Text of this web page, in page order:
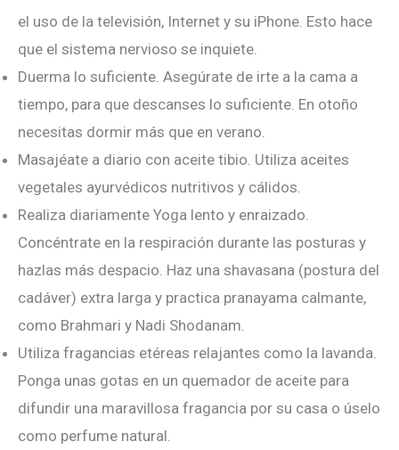
el uso de la televisión, Internet y su iPhone. Esto hace
que el sistema nervioso se inquiete.
Duerma lo suficiente. Asegúrate de irte a la cama a
tiempo, para que descanses lo suficiente. En otoño
necesitas dormir más que en verano.
Masajéate a diario con aceite tibio. Utiliza aceites
vegetales ayurvédicos nutritivos y cálidos.
Realiza diariamente Yoga lento y enraizado.
Concéntrate en la respiración durante las posturas y
hazlas más despacio. Haz una shavasana (postura del
cadáver) extra larga y practica pranayama calmante,
como Brahmari y Nadi Shodanam.
Utiliza fragancias etéreas relajantes como la lavanda.
Ponga unas gotas en un quemador de aceite para
difundir una maravillosa fragancia por su casa o úselo
como perfume natural.